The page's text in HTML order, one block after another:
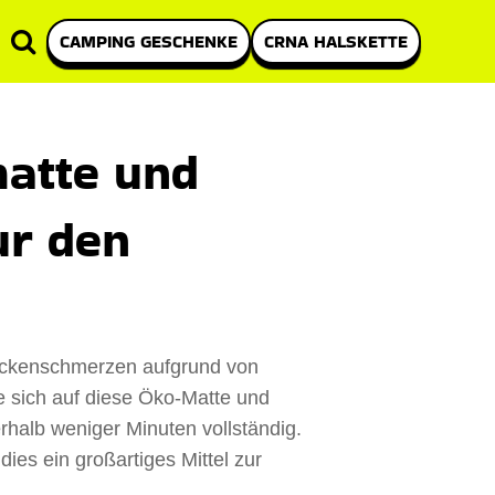
CAMPING GESCHENKE CRNA HALSKETTE
und
den
aufgrund von
sich auf diese Öko-Matte und
weniger Minuten vollständig.
ein großartiges Mittel zur